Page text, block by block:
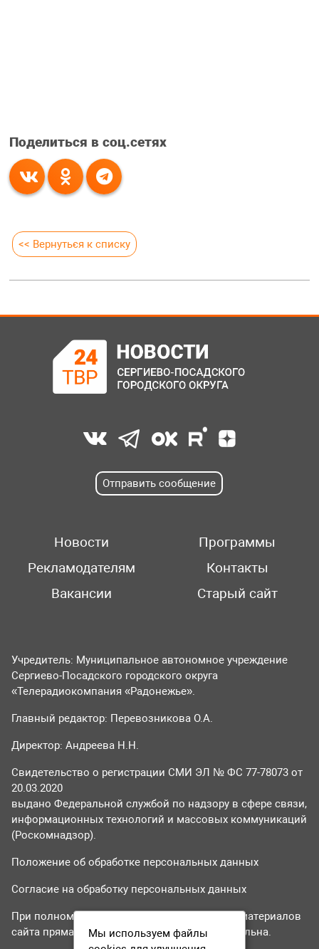
Поделиться в соц.сетях
<< Вернуться к списку
Отправить сообщение
Новости
Программы
Рекламодателям
Контакты
Вакансии
Старый сайт
Учредитель: Муниципальное автономное учреждение
Сергиево-Посадского городского округа
«Телерадиокомпания «Радонежье».
Главный редактор: Перевозникова О.А.
Директор: Андреева Н.Н.
Свидетельство о регистрации СМИ ЭЛ № ФС 77-78073 от
20.03.2020
выдано Федеральной службой по надзору в сфере связи,
информационных технологий и массовых коммуникаций
(Роскомнадзор).
Положение об обработке персональных данных
Согласие на обработку персональных данных
При полном или частичном использовании материалов
сайта прямая гиперссылка на tvr24.tv обязательна.
Мы используем файлы